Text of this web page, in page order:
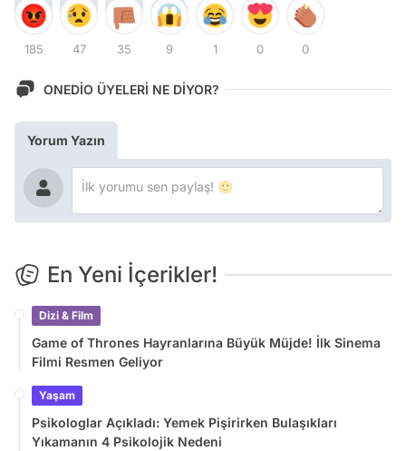
185 47 35 9 1 0 0
ONEDİO ÜYELERİ NE DİYOR?
Yorum Yazın
En Yeni İçerikler!
Dizi & Film
Game of Thrones Hayranlarına Büyük Müjde! İlk Sinema
Filmi Resmen Geliyor
Yaşam
Psikologlar Açıkladı: Yemek Pişirirken Bulaşıkları
Yıkamanın 4 Psikolojik Nedeni